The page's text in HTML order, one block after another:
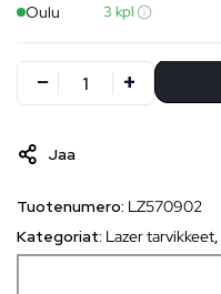
Oulu 3 kpl
Jaa
Tuotenumero: LZ570902
Kategoriat: Lazer tarvikkeet,